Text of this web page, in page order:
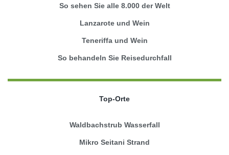
So sehen Sie alle 8.000 der Welt
Lanzarote und Wein
Teneriffa und Wein
So behandeln Sie Reisedurchfall
Top-Orte
Waldbachstrub Wasserfall
Mikro Seitani Strand